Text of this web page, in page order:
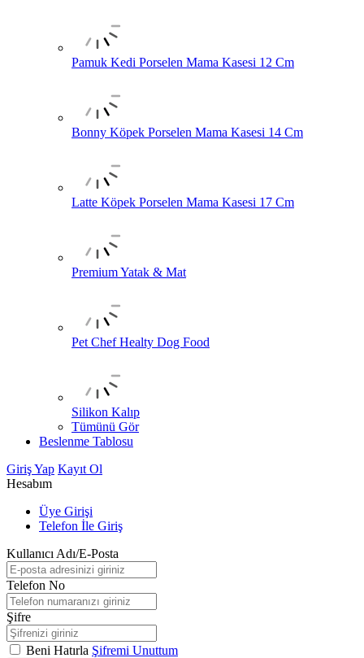
Pamuk Kedi Porselen Mama Kasesi 12 Cm
Bonny Köpek Porselen Mama Kasesi 14 Cm
Latte Köpek Porselen Mama Kasesi 17 Cm
Premium Yatak & Mat
Pet Chef Healty Dog Food
Silikon Kalıp
Tümünü Gör
Beslenme Tablosu
Giriş Yap Kayıt Ol
Hesabım
Üye Girişi
Telefon İle Giriş
Kullanıcı Adı/E-Posta
Telefon No
Şifre
Beni Hatırla Şifremi Unuttum